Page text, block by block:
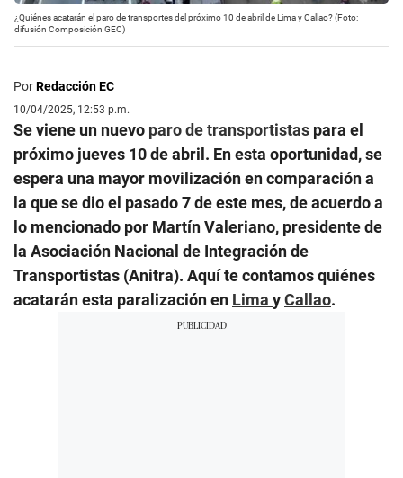
¿Quiénes acatarán el paro de transportes del próximo 10 de abril de Lima y Callao? (Foto:
difusión Composición GEC)
PorRedacción EC
10/04/2025, 12:53 p.m.
Se viene un nuevo paro de transportistas para el
próximo jueves 10 de abril. En esta oportunidad, se
espera una mayor movilización en comparación a
la que se dio el pasado 7 de este mes, de acuerdo a
lo mencionado por Martín Valeriano, presidente de
la Asociación Nacional de Integración de
Transportistas (Anitra). Aquí te contamos quiénes
acatarán esta paralización en Lima yCallao.